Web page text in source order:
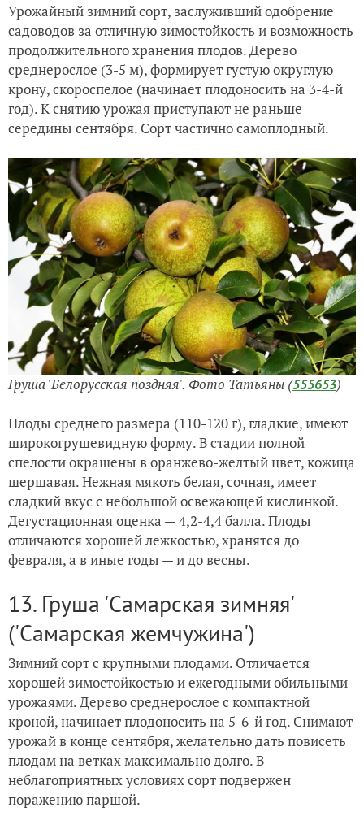
Урожайный зимний сорт, заслуживший одобрение
садоводов за отличную зимостойкость и возможность
продолжительного хранения плодов. Дерево
среднерослое (3-5 м), формирует густую округлую
крону, скороспелое (начинает плодоносить на 3-4-й
год). К снятию урожая приступают не раньше
середины сентября. Сорт частично самоплодный.
Груша 'Белорусская поздняя'. Фото Татьяны (555653)
Плоды среднего размера (110-120 г), гладкие, имеют
широкогрушевидную форму. В стадии полной
спелости окрашены в оранжево-желтый цвет, кожица
шершавая. Нежная мякоть белая, сочная, имеет
сладкий вкус с небольшой освежающей кислинкой.
Дегустационная оценка — 4,2-4,4 балла. Плоды
отличаются хорошей лежкостью, хранятся до
февраля, а в иные годы — и до весны.
13. Груша 'Самарская зимняя'
('Самарская жемчужина')
Зимний сорт с крупными плодами. Отличается
хорошей зимостойкостью и ежегодными обильными
урожаями. Дерево среднерослое с компактной
кроной, начинает плодоносить на 5-6-й год. Снимают
урожай в конце сентября, желательно дать повисеть
плодам на ветках максимально долго. В
неблагоприятных условиях сорт подвержен
поражению паршой.